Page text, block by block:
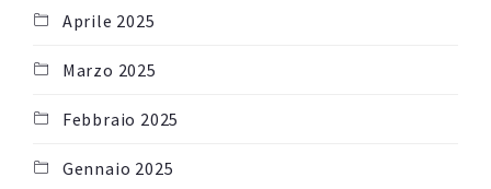
Aprile 2025
Marzo 2025
Febbraio 2025
Gennaio 2025